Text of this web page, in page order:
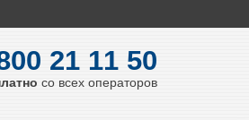
21 11 50
со всех операторов